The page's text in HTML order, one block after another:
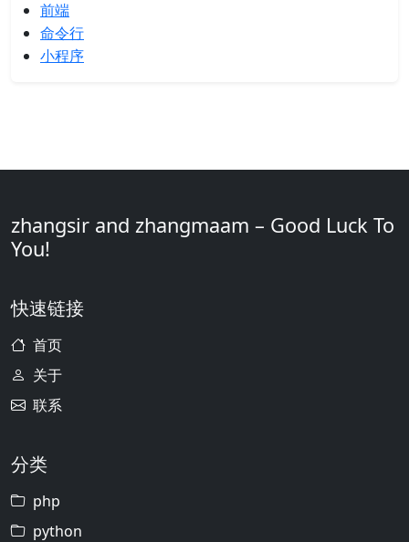
前端
命令行
小程序
zhangsir and zhangmaam – Good Luck To
You!
快速链接
首页
关于
联系
分类
php
python